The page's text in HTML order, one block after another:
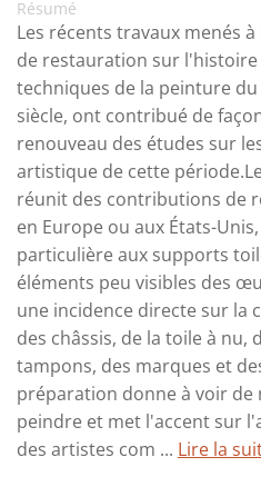
Résumé
Les récents travaux menés
de restauration sur
techniques de la peinture
siècle, ont contribué de
renouveau des études sur
artistique de cette
réunit des contributions de
en Europe ou aux États-
particulière aux supports
éléments peu visibles des
une incidence directe sur la
des châssis, de la toile à nu,
tampons, des marques et
préparation donne à voir de
peindre et met l'accent sur
des artistes com ... Lire la